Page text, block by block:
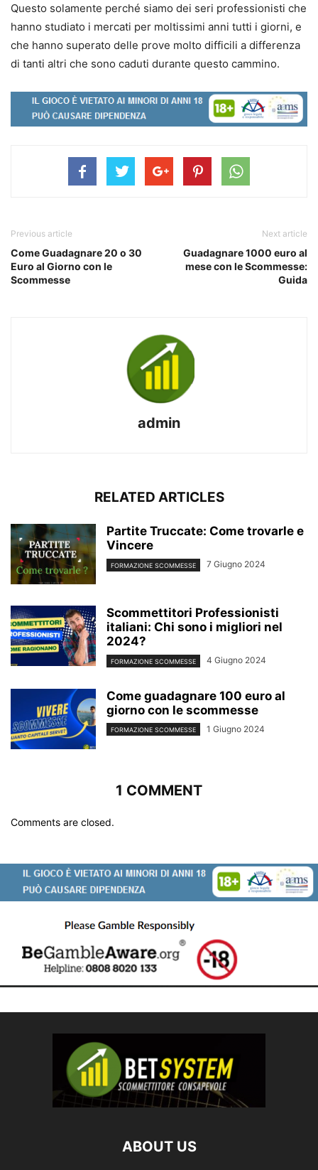
Questo solamente perché siamo dei seri professionisti che
hanno studiato i mercati per moltissimi anni tutti i giorni, e
che hanno superato delle prove molto difficili a differenza
di tanti altri che sono caduti durante questo cammino.
Previous article
Come Guadagnare 20 o 30
Euro al Giorno con le
Scommesse
Next article
Guadagnare 1000 euro al
mese con le Scommesse:
Guida
admin
RELATED ARTICLES
Partite Truccate: Come trovarle e
Vincere
FORMAZIONE SCOMMESSE 7 Giugno 2024
Scommettitori Professionisti
italiani: Chi sono i migliori nel
2024?
FORMAZIONE SCOMMESSE 4 Giugno 2024
Come guadagnare 100 euro al
giorno con le scommesse
FORMAZIONE SCOMMESSE 1 Giugno 2024
1 COMMENT
Comments are closed.
ABOUT US